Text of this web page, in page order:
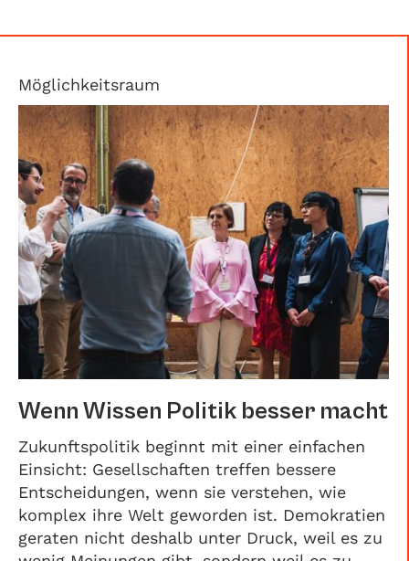
Möglichkeitsraum
Wenn Wissen Politik besser macht
Zukunftspolitik beginnt mit einer einfachen
Einsicht: Gesellschaften treffen bessere
Entscheidungen, wenn sie verstehen, wie
komplex ihre Welt geworden ist. Demokratien
geraten nicht deshalb unter Druck, weil es zu